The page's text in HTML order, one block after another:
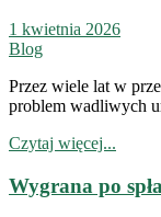
1 kwietnia 2026
Blog
Przez wiele lat w
problem wadliwych
Czytaj więcej...
Wygrana po